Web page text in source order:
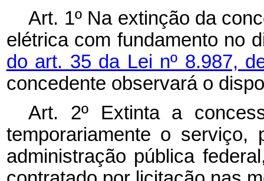
Art. 1º Na extinção da
elétrica com fundamento no
do art. 35 da Lei nº 8.987,
concedente observará o
Art. 2º Extinta a
temporariamente o
administração pública